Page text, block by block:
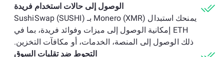
الوصول إلى حالات استخدام فريدة
يمنحك استبدال Monero (XMR) بـ SushiSwap (SUSHI)
ETH إمكانية الوصول إلى ميزات وفوائد فريدة، بما في
ذلك الوصول إلى المنصة، الخدمات، أو مكافآت التخزين.
التحوط ضد تقلبات السوق